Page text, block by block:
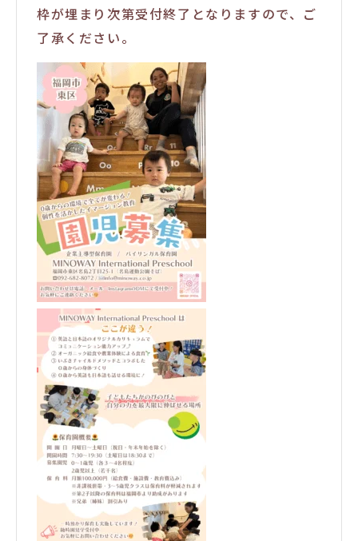
枠が埋まり次第受付終了となりますので、ご
了承ください。